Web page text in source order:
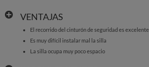
VENTAJAS
El recorrido del cinturón de seguridad es excelente
Es muy difícil instalar mal la silla
La silla ocupa muy poco espacio